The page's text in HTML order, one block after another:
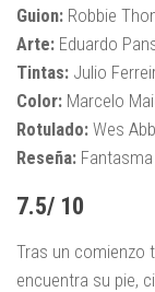
Guion: Robbie
Arte: Eduardo
Tintas: Julio
Color: Marcelo
Rotulado: Wes
Reseña:
7.5/ 10
Tras un comienzo
encuentra su pie,